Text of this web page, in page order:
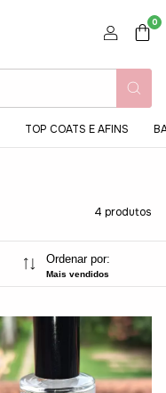
0
TOP COATS E AFINS
4 produtos
Ordenar por:
Mais vendidos